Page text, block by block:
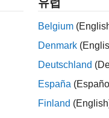
유럽
Belgium
Denmark
Deutschland
España
Finland